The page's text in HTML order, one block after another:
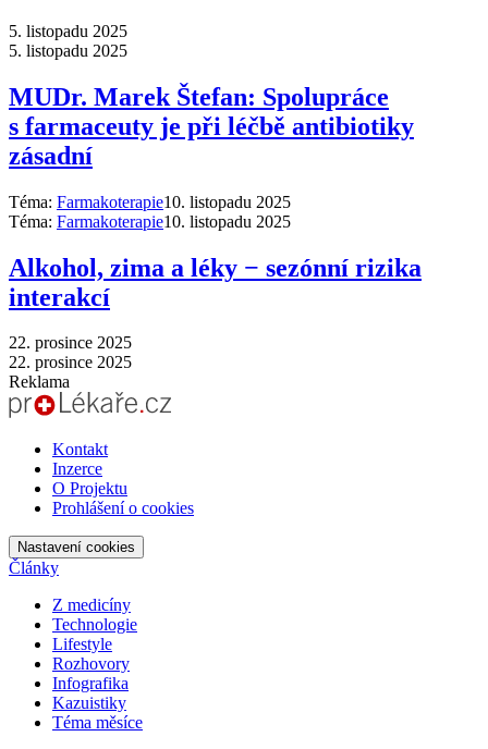
5. listopadu 2025
5. listopadu 2025
MUDr. Marek Štefan: Spolupráce
s farmaceuty je při léčbě antibiotiky
zásadní
Téma: Farmakoterapie10. listopadu 2025
Téma: Farmakoterapie10. listopadu 2025
Alkohol, zima a léky −⁠ sezónní rizika
interakcí
22. prosince 2025
22. prosince 2025
Reklama
Kontakt
Inzerce
O Projektu
Prohlášení o cookies
Nastavení cookies
Články
Z medicíny
Technologie
Lifestyle
Rozhovory
Infografika
Kazuistiky
Téma měsíce